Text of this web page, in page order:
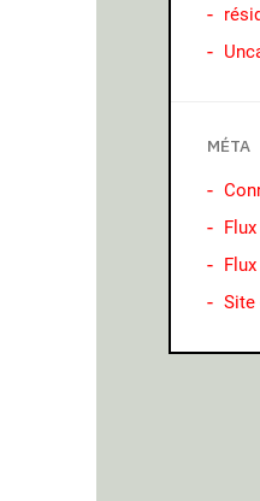
MÉTA
Site